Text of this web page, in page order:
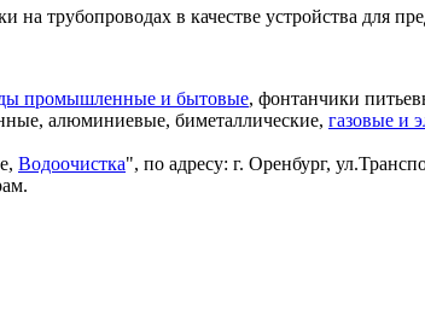
трубопроводах в качестве устройства для
промышленные и бытовые, фонтанчики
алюминиевые, биметаллические, газовые и
Водоочистка", по адресу: г. Оренбург,